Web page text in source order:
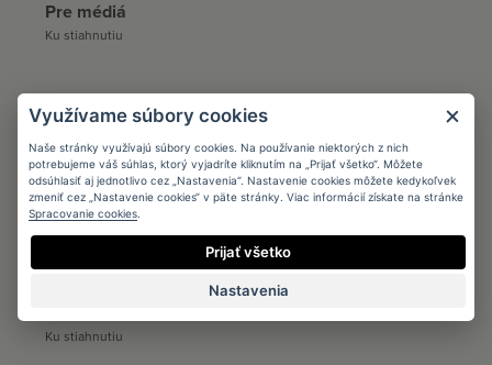
Pre médiá
Ku stiahnutiu
Spolupráca:
Architects
Podmienky
Registrácia
Katalógy a vzorkovníky
Ku stiahnutiu
Distribúcia
Ku stiahnutiu
Využívame súbory cookies
Naše stránky využívajú súbory cookies. Na používanie niektorých z nich
potrebujeme váš súhlas, ktorý vyjadríte kliknutím na „Prijať všetko“. Môžete
odsúhlasiť aj jednotlivo cez „Nastavenia“. Nastavenie cookies môžete kedykoľvek
zmeniť cez „Nastavenie cookies“ v päte stránky. Viac informácií získate na stránke
Spracovanie cookies
Prijať všetko
Nastavenia